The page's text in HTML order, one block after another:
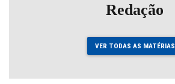
Redação
VER TODAS AS MATÉRIAS